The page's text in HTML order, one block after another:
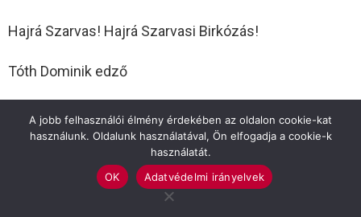
Hajrá Szarvas! Hajrá Szarvasi Birkózás!
Tóth Dominik edző
Previous article
Párterápia a víz fölött
A jobb felhasználói élmény érdekében az oldalon cookie-kat
használunk. Oldalunk használatával, Ön elfogadja a cookie-k
használatát.
OK
Adatvédelmi irányelvek